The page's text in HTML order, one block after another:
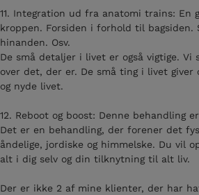
11. Integration ud fra anatomi trains: En
kroppen. Forsiden i forhold til
hinanden. Osv.
De små detaljer i livet er også vigtige.
over det, der er. De små ting i livet giver
og nyde livet.
12. Reboot og boost: Denne behandling
Det er en behandling, der forener det
åndelige, jordiske og himmelske. Du vil
alt i dig selv og din tilknytning til alt liv.
Der er ikke 2 af mine klienter, der har